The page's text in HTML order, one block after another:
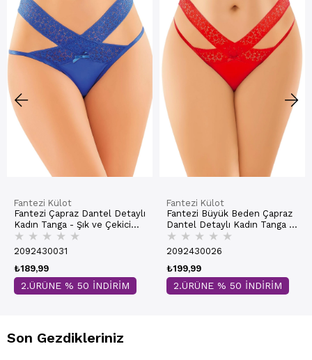
Fantezi Külot
Fantezi Çapraz Dantel Detaylı
Kadın Tanga - Şık ve Çekici
Tasarım | 9153-2
★ ★ ★ ★ ★
2092430031
₺189,99
2.ÜRÜNE % 50 İNDİRİM
Fantezi Külot
Fantezi Büyük Beden Çapraz
Dantel Detaylı Kadın Tanga -
Şık ve Rahat Tasarım | 9154-1
★ ★ ★ ★ ★
2092430026
₺199,99
2.ÜRÜNE % 50 İNDİRİM
Son Gezdikleriniz